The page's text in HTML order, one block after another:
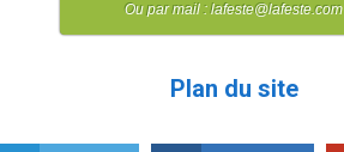
Ou par mail : lafeste@lafeste.com
Plan du site